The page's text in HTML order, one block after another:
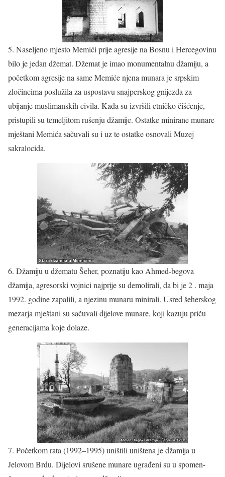
5. Naseljeno mjesto Memići prije agresije na Bosnu i Hercegovinu
bilo je jedan džemat. Džemat je imao monumentalnu džamiju, a
početkom agresije na same Memiće njena munara je srpskim
zločincima poslužila za uspostavu snajperskog gnijezda za
ubijanje muslimanskih civila. Kada su izvršili etničko čišćenje,
pristupili su temeljitom rušenju džamije. Ostatke minirane munare
mještani Memića sačuvali su i uz te ostatke osnovali Muzej
sakralocida.
6. Džamiju u džematu Šeher, poznatiju kao Ahmed-begova
džamija, agresorski vojnici najprije su demolirali, da bi je 2 . maja
1992. godine zapalili, a njezinu munaru minirali. Usred šeherskog
mezarja mještani su sačuvali dijelove munare, koji kazuju priču
generacijama koje dolaze.
7. Početkom rata (1992–1995) uništili uništena je džamija u
Jelovom Brdu. Dijelovi srušene munare ugrađeni su u spomen-